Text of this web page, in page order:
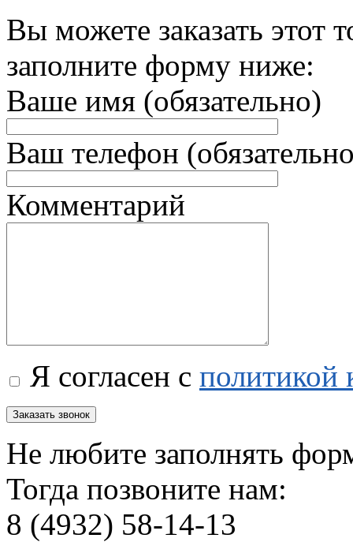
Вы можете заказать этот
заполните форму ниже:
Ваше имя (обязательно)
Ваш телефон
Комментарий
Я согласен с политикой
Не любите заполнять
Тогда позвоните нам:
8 (4932) 58-14-13